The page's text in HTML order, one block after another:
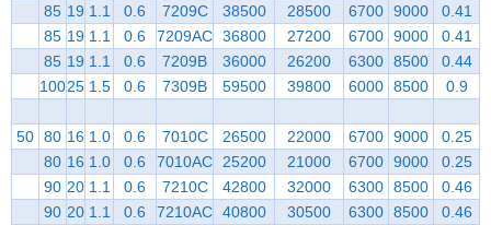
85 19 1.1 0.6 7209C 38500 28500 6700 9000
0.41
85 19 1.1 0.6 7209AC 36800 27200 6700 9000
0.41
85 19 1.1 0.6 7209B 36000 26200 6300 8500
0.44
10025 1.5 0.6 7309B 59500 39800 6000 8500 0.9
50 80 16 1.0 0.6 7010C 26500 22000 6700 9000
0.25
80 16 1.0 0.6 7010AC 25200 21000 6700 9000
0.25
90 20 1.1 0.6 7210C 42800 32000 6300 8500
0.46
90 20 1.1 0.6 7210AC 40800 30500 6300 8500 0.46